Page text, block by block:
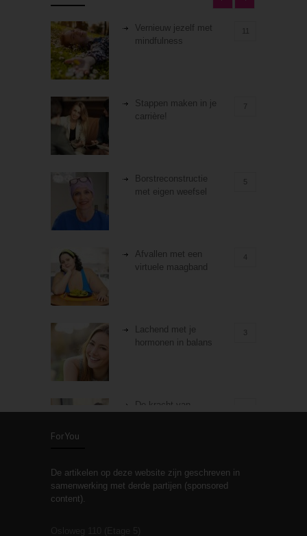
Vernieuw jezelf met
mindfulness
Stappen maken in je
carrière!
7
Borstreconstructie
met eigen weefsel
5
Afvallen met een
virtuele maagband
4
Lachend met je
hormonen in balans
3
De kracht van
Stiefouderschap en
relaties
ForYou
De artikelen op deze website zijn geschreven in
samenwerking met derde partijen (sponsored
content).